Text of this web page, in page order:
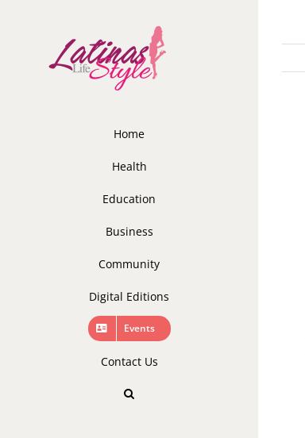
Home
Health
Education
Business
Community
Digital Editions
Events
Contact Us